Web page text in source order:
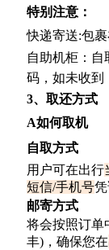
特别注意：
快递寄送:包
自助机柜：自
码，如未收到
3、取还方式
A如何取机
自取方式
用户可在出行
短信/手机号凭
邮寄方式
将会按照订单
丰)，确保您在